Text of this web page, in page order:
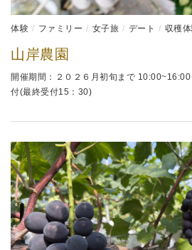
体験 ファミリー 女子旅 デート 収穫
山岸農園
開催期間：２０２６月初旬まで
付(最終受付15：30)